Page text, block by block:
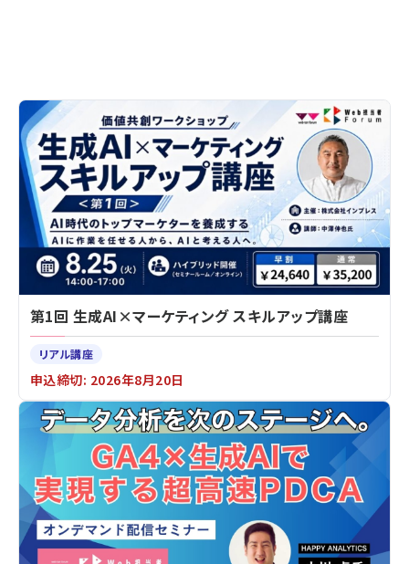
第1回 生成AI×マーケティング スキルアップ講座
リアル講座
申込締切: 2026年8月20日